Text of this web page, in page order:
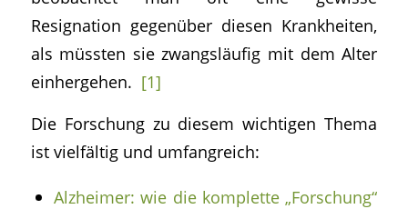
Resignation gegenüber diesen Krankheiten,
als müssten sie zwangsläufig mit dem Alter
einhergehen. [1]
Die Forschung zu diesem wichtigen Thema
ist vielfältig und umfangreich:
Alzheimer: wie die komplette „Forschung“